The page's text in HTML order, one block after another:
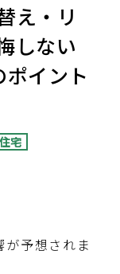
え・リ
しない
イント
宅
予想されま